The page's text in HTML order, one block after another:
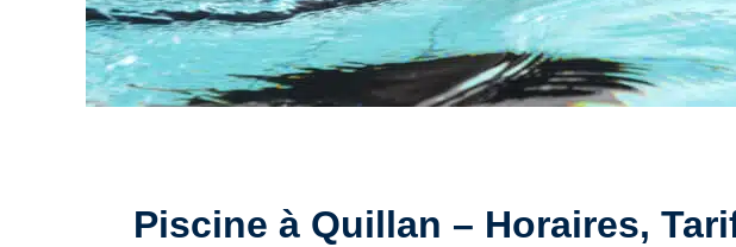
Piscine à Quillan – Horaires,